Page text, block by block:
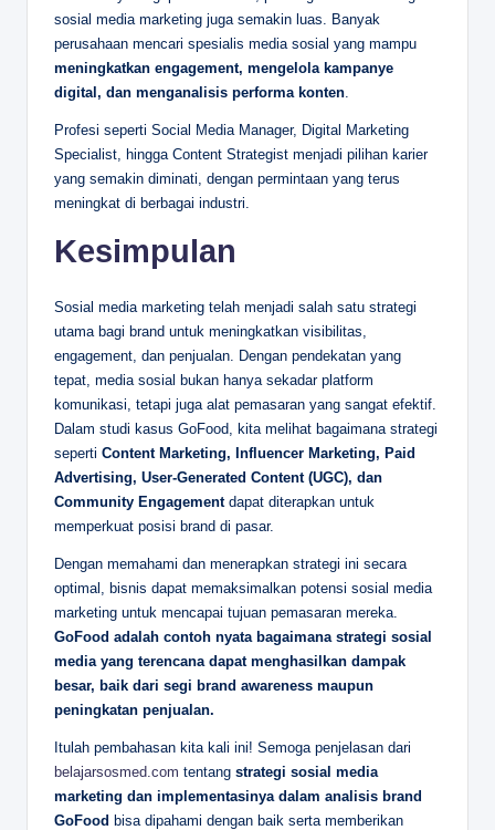
sosial media marketing juga semakin luas. Banyak
perusahaan mencari spesialis media sosial yang mampu
meningkatkan engagement, mengelola kampanye
digital, dan menganalisis performa konten
Profesi seperti Social Media Manager, Digital Marketing
Specialist, hingga Content Strategist menjadi pilihan karier
yang semakin diminati, dengan permintaan yang terus
meningkat di berbagai industri.
Kesimpulan
Sosial media marketing telah menjadi salah satu strategi
utama bagi brand untuk meningkatkan visibilitas,
engagement, dan penjualan. Dengan pendekatan yang
tepat, media sosial bukan hanya sekadar platform
komunikasi, tetapi juga alat pemasaran yang sangat efektif.
Dalam studi kasus GoFood, kita melihat bagaimana strategi
seperti Content Marketing, Influencer Marketing, Paid
Advertising, User-Generated Content (UGC), dan
Community Engagementdapat diterapkan untuk
memperkuat posisi brand di pasar.
Dengan memahami dan menerapkan strategi ini secara
optimal, bisnis dapat memaksimalkan potensi sosial media
marketing untuk mencapai tujuan pemasaran mereka.
GoFood adalah contoh nyata bagaimana strategi sosial
media yang terencana dapat menghasilkan dampak
besar, baik dari segi brand awareness maupun
peningkatan penjualan.
Itulah pembahasan kita kali ini! Semoga penjelasan dari
belajarsosmed.com tentang strategi sosial media
marketing dan implementasinya dalam analisis brand
GoFood bisa dipahami dengan baik serta memberikan